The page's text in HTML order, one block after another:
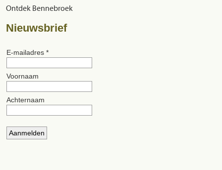
Ontdek Bennebroek
Nieuwsbrief